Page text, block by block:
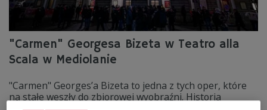
"Carmen" Georgesa Bizeta w Teatro alla
Scala w Mediolanie
"Carmen" Georges’a Bizeta to jedna z tych oper, które
na stałe weszły do zbiorowej wyobraźni. Historia